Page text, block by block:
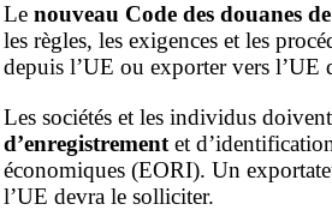
Le nouveau Code des douanes
les règles, les exigences et les
depuis l’UE ou exporter vers l’UE
Les sociétés et les individus
d’enregistrement et
économiques (EORI). Un
l’UE devra le solliciter.